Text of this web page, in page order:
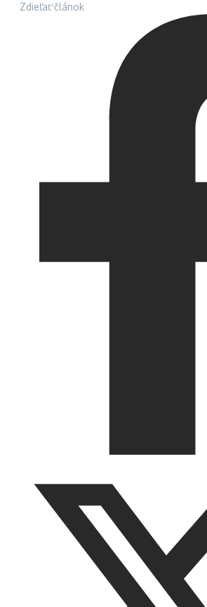
Zdieľať článok